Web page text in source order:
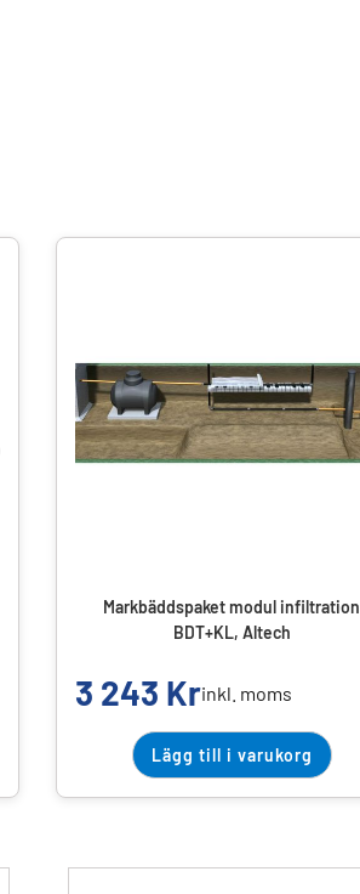
Markbäddspaket modul infiltration
BDT+KL, Altech
3 243 Krinkl. moms
Lägg till i varukorg